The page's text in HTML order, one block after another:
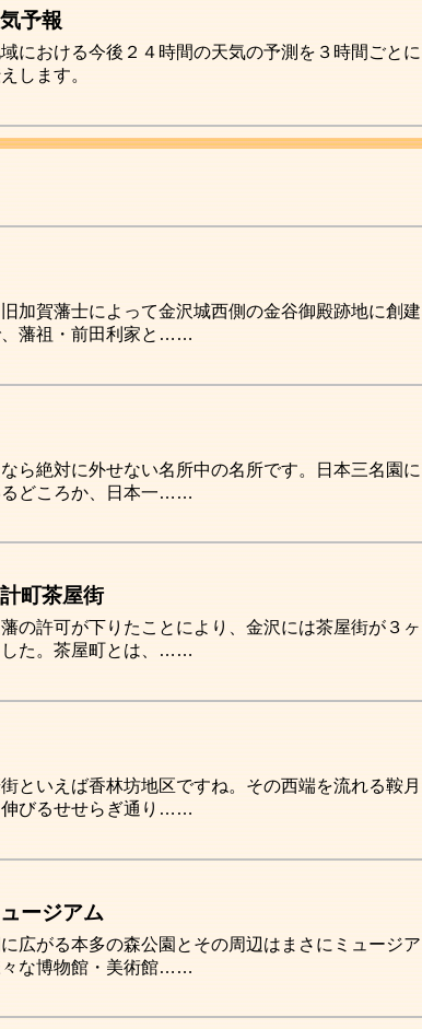
予報
における今後２４時間の天気の予測を３時間ごとに
します。
加賀藩士によって金沢城西側の金谷御殿跡地に創建
、藩祖・前田利家と……
ら絶対に外せない名所中の名所です。日本三名園に
るどころか、日本一……
町茶屋街
の許可が下りたことにより、金沢には茶屋街が３ヶ
した。茶屋町とは、……
といえば香林坊地区ですね。その西端を流れる鞍月
伸びるせせらぎ通り……
ージアム
広がる本多の森公園とその周辺はまさにミュージア
々な博物館・美術館……